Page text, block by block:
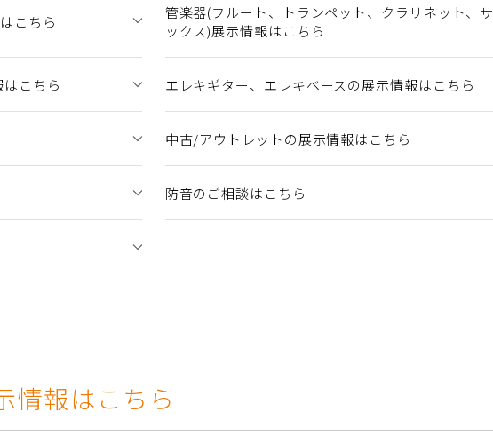
こちら
管楽器(フルート、トランペット、クラリネット、サ
ックス)展示情報はこちら
こちら エレキギター、エレキベースの展示情報はこちら
中古/アウトレットの展示情報はこちら
防音のご相談はこちら
情報はこちら